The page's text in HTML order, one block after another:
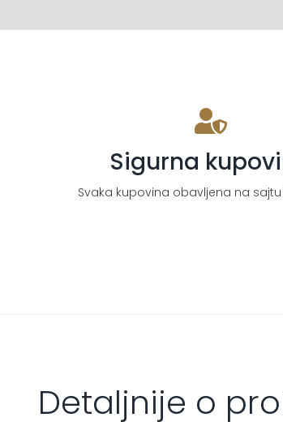
Sigurna
Svaka kupovina obavljena na
Detaljnije o